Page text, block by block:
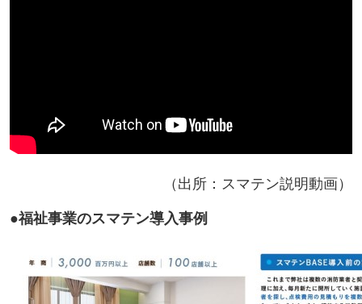
（出所：スマテン説明動画）
●福祉事業のスマテン導入事例